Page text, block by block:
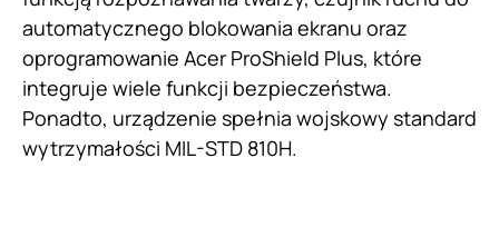
automatycznego blokowania ekranu oraz
oprogramowanie Acer ProShield Plus, które
integruje wiele funkcji bezpieczeństwa.
Ponadto, urządzenie spełnia wojskowy standard
wytrzymałości MIL-STD 810H.